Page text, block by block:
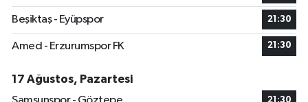
Beşiktaş - Eyüpspor 21:30
Amed - Erzurumspor FK 21:30
17 Ağustos, Pazartesi
21:30